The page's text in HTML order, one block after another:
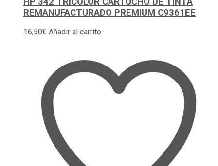
HP 342 TRICOLOR CARTUCHO DE TINTA
REMANUFACTURADO PREMIUM C9361EE
16,50€ Añadir al carrito